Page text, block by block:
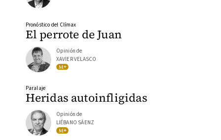
El perrote de Juan
Pronóstico del Clímax
Opinión de
XAVIER VELASCO
Heridas autoinfligidas
Paralaje
Opinión de
LIÉBANO SÁENZ